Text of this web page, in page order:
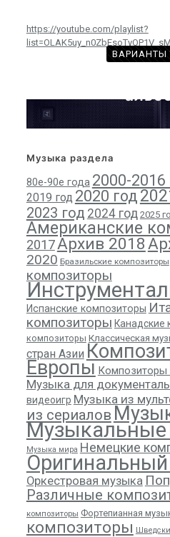
https://youtube.com/playlist?
ВАРИАНТЫ
Музыка раздела
80е-90е года 2000-2016
2019 год 2020 год
2023 год 2024 год 2025
Американские
2017Архив 2018
2020 Бразильские композиторы
композиторы
Испанские композиторы
композиторы Канадские
композиторы Классическая
стран Азии
Европы
Музыка для
видеоигр Музыка из
из сериалов
Музыкальные
Музыка мира Немецкие
Оркестровая музыка
Различные
композиторы Фортепианная
композиторы